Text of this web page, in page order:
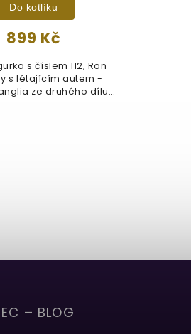
899 Kč
Do kotlíku
s číslem 112, Ron
s létajícím autem -
ze druhého dílu
– BLOG